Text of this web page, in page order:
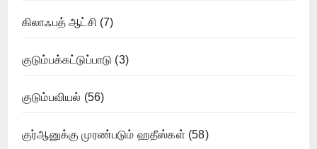
கிலாஃபத் ஆட்சி (7)
குடும்பக்கட்டுப்பாடு (3)
குடும்பவியல் (56)
குர்ஆனுக்கு முரண்படும் ஹதீஸ்கள் (58)